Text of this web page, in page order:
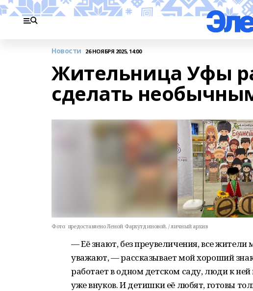
Новости 26 НОЯБРЯ 2025, 14:00
Жительница Уфы
сделать
Фото: предоставлено Леной Фархутдиновой. / личный архив
— Её знают, без преувеличения, все
уважают, — рассказывает мой хороший
работает в одном детском саду, люди к
уже внуков. И детишки её любят, готовы